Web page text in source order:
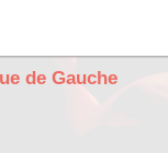
de Gauche